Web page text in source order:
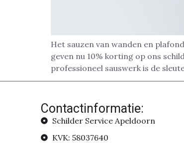
Het sauzen van wanden en
geven nu 10% korting op ons
professioneel sauswerk is de
Contactinformatie:
Schilder Service Apeldoorn
KVK: 58037640